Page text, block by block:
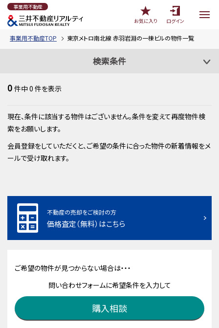
事業用不動産
お気に入り
ログイン
事業用不動産TOP 東京メトロ南北線 赤羽岩淵の一棟ビルの物件一覧
検索条件
0 件中0 件を表示
現在、条件に該当する物件はございません。条件を変えて再度物件検
索をお願いします。
会員登録をしていただくと、ご希望の条件に合った物件の新着情報をメ
ールで受け取れます。
不動産の売却をご検討の方
価格査定（無料）はこちら
ご希望の物件が見つからない場合は・・・
問い合わせフォームに希望条件を入力して
購入相談